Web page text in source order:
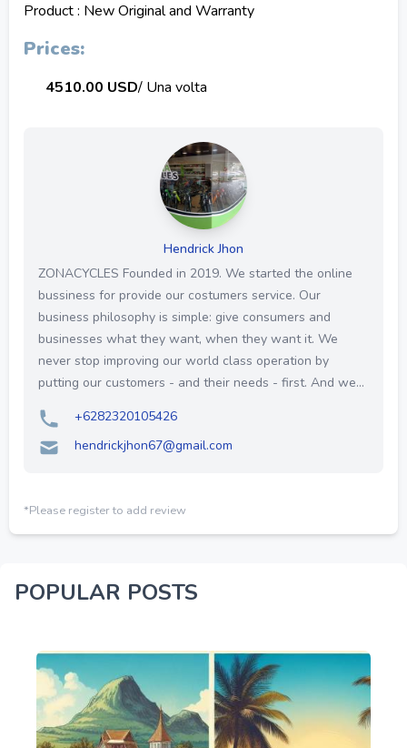
Product : New Original and Warranty
Prices:
4510.00 USD/ Una volta
Hendrick Jhon
ZONACYCLES Founded in 2019. We started the online
bussiness for provide our costumers service. Our
business philosophy is simple: give consumers and
businesses what they want, when they want it. We
never stop improving our world class operation by
putting our customers - and their needs - first. And we...
+6282320105426
hendrickjhon67@gmail.com
*Please register to add review
POPULAR POSTS